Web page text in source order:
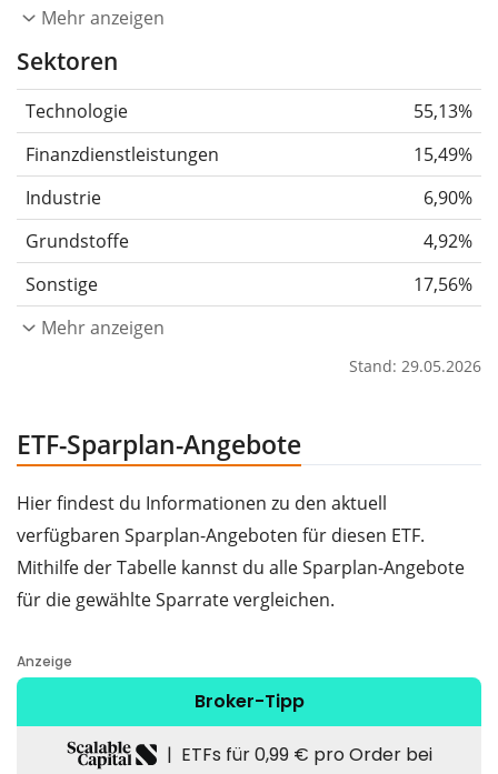
Mehr anzeigen
Sektoren
Technologie
55,13%
Finanzdienstleistungen
15,49%
Industrie
6,90%
Grundstoffe
4,92%
Sonstige
17,56%
Mehr anzeigen
Stand: 29.05.2026
ETF-Sparplan-Angebote
Hier findest du Informationen zu den aktuell
verfügbaren Sparplan-Angeboten für diesen ETF.
Mithilfe der Tabelle kannst du alle Sparplan-Angebote
für die gewählte Sparrate vergleichen.